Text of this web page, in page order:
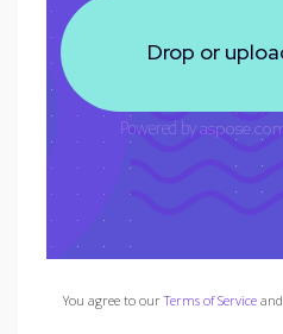
You agree to ourTerms of Serviceand